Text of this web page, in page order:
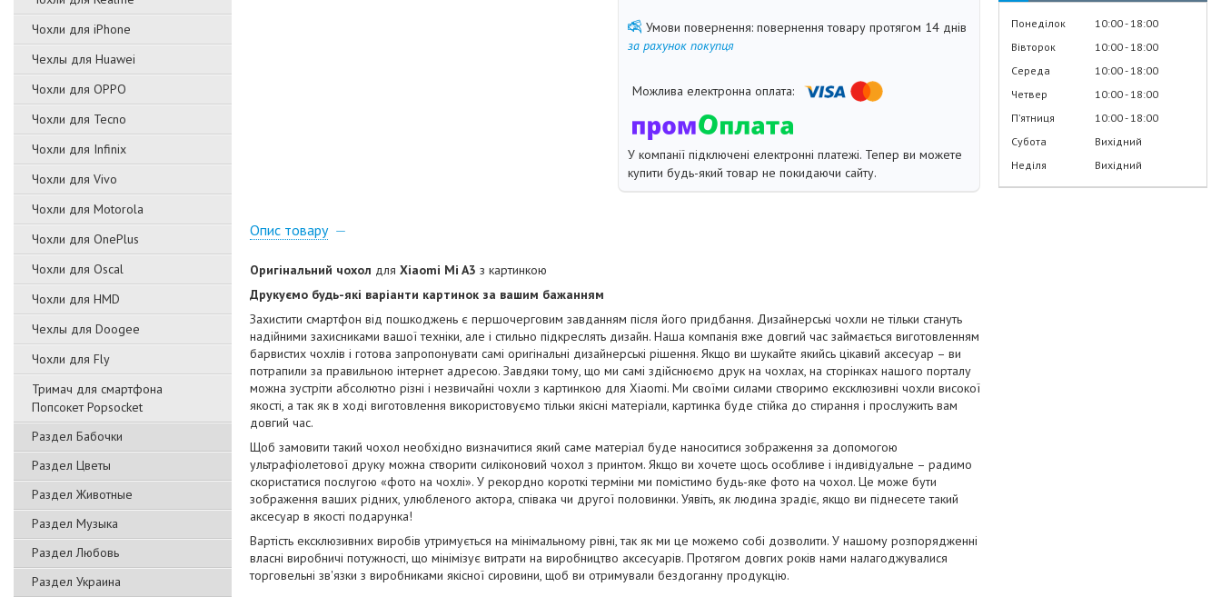
Чохли для iPhone
Чехлы для Huawei
Чохли для OPPO
Чохли для Tecno
Чохли для Infinix
Чохли для Vivo
Чохли для Motorola
Чохли для OnePlus
Чохли для Oscal
Чохли для HMD
Чехлы для Doogee
Чохли для Fly
Тримач для смартфона
Попсокет Popsocket
Раздел Бабочки
Раздел Цветы
Раздел Животные
Раздел Музыка
Раздел Любовь
Раздел Украина
повернення товару протягом 14 днів
за рахунок покупця
У компанії підключені електронні платежі. Тепер ви можете
купити будь-який товар не покидаючи сайту.
Опис товару
Оригінальний чохол для Xiaomi Mi A3 з картинкою
Друкуємо будь-які варіанти картинок за вашим бажанням
Захистити смартфон від пошкоджень є першочерговим завданням після його придбання. Дизайнерські чохли не тільки стануть
надійними захисниками вашої техніки, але і стильно підкреслять дизайн. Наша компанія вже довгий час займається виготовленням
барвистих чохлів і готова запропонувати самі оригінальні дизайнерські рішення. Якщо ви шукайте якийсь цікавий аксесуар – ви
потрапили за правильною інтернет адресою. Завдяки тому, що ми самі здійснюємо друк на чохлах, на сторінках нашого порталу
можна зустріти абсолютно різні і незвичайні чохли з картинкою для Xiaomi. Ми своїми силами створимо ексклюзивні чохли високої
якості, а так як в ході виготовлення використовуємо тільки якісні матеріали, картинка буде стійка до стирання і прослужить вам
довгий час.
Щоб замовити такий чохол необхідно визначитися який саме матеріал буде наноситися зображення за допомогою
ультрафіолетової друку можна створити силіконовий чохол з принтом. Якщо ви хочете щось особливе і індивідуальне – радимо
скористатися послугою «фото на чохлі». У рекордно короткі терміни ми помістимо будь-яке фото на чохол. Це може бути
зображення ваших рідних, улюбленого актора, співака чи другої половинки. Уявіть, як людина зрадіє, якщо ви піднесете такий
аксесуар в якості подарунка!
Вартість ексклюзивних виробів утримується на мінімальному рівні, так як ми це можемо собі дозволити. У нашому розпорядженні
власні виробничі потужності, що мінімізує витрати на виробництво аксесуарів. Протягом довгих років нами налагоджувалися
торговельні зв'язки з виробниками якісної сировини, щоб ви отримували бездоганну продукцію.
Понеділок 10:00 18:00
Вівторок
10:00 18:00
Середа
10:00 18:00
Четвер
10:00 18:00
Пʼятниця
10:00 18:00
Субота
Вихідний
Неділя
Вихідний